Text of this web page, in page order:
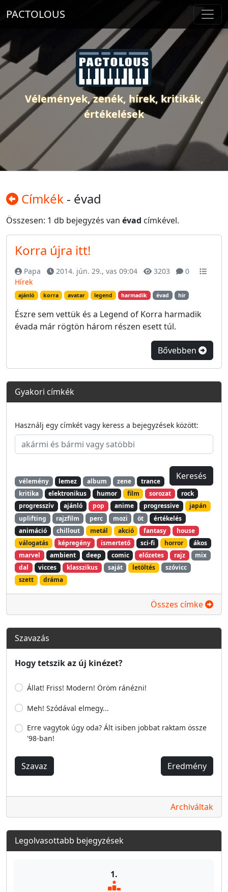
PACTOLOUS
Vélemények, zenék, hírek, kritikák,
értékelések
Címkék - évad
Összesen: 1 db bejegyzés van évad címkével.
Korra újra itt!
Papa 2014. jún. 29., vas 09:04 3203
0
Hírek
ajánló korra avatar legend harmadik évad hir
Észre sem vettük és a Legend of Korra harmadik
évada már rögtön három részen esett túl.
Bővebben
Gyakori címkék
Használj egy címkét vagy keress a bejegyzések között:
vélemény lemez album zene
trance
kritika
elektronikus humor film sorozat
rock
progresszív
ajánló pop anime progressive
japán
uplifting
rajzfilm perc mozi öt
értékelés
animáció
chillout metál akció fantasy
house
válogatás
képregény ismertető sci-fi horror
ákos
marvel
ambient deep comic előzetes rajz
mix
dal
vicces klasszikus saját letöltés
szóvicc
szett
dráma
Összes címke
Szavazás
Hogy tetszik az új kinézet?
Állat! Friss! Modern! Öröm ránézni!
Meh! Szódával elmegy...
Erre vagytok úgy oda? Ált isiben jobbat raktam össze
'98-ban!
Szavaz Eredmény
Archiváltak
Legolvasottabb bejegyzések
1.